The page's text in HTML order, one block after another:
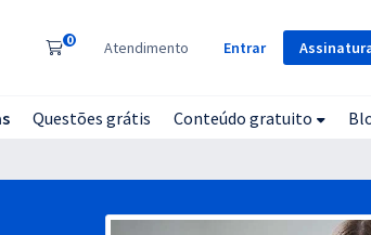
0 Atendimento Entrar
Questões grátis Conteúdo gratuito